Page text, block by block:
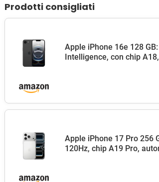
Prodotti consigliati
Apple iPhone 16e 128
Intelligence, con chip
Apple iPhone 17 Pro 256
120Hz, chip A19 Pro,